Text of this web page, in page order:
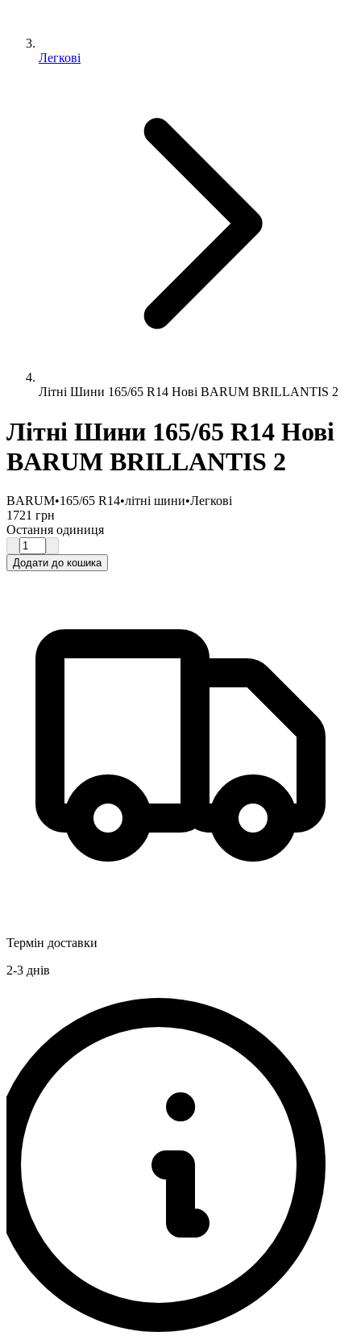
Легкові
Літні Шини 165/65 R14 Нові BARUM BRILLANTIS 2
Літні Шини 165/65 R14 Нові
BARUM BRILLANTIS 2
BARUM•165/65 R14•літні шини•Легкові
1721 грн
Остання одиниця
Додати до кошика
Термін доставки
2-3 днів